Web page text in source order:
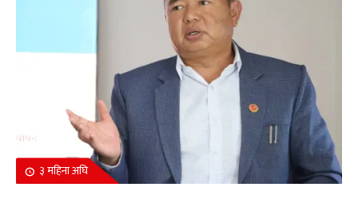
३ महिना अघि